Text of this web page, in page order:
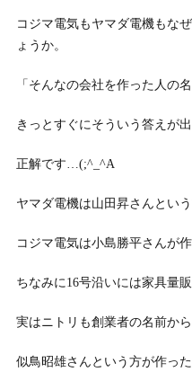
コジマ電気もヤマダ電機もな
ょうか。
「そんなの会社を作った人の
きっとすぐにそういう答えが
正解です…(;^_^A
ヤマダ電機は山田昇さんとい
コジマ電気は小島勝平さんが作
ちなみに16号沿いには家具量
実はニトリも創業者の名前から
似鳥昭雄さんという方が作った